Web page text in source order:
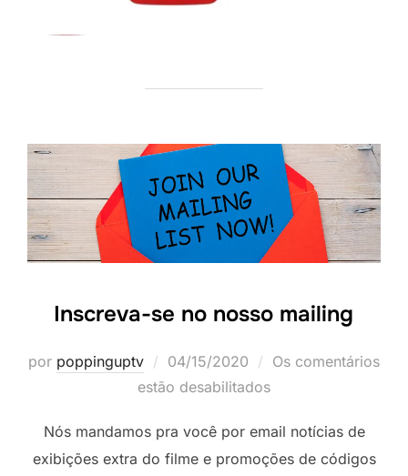
Inscreva-se no nosso mailing
por poppinguptv
Postado
em
04/15/2020
Os comentários
estão desabilitados
Nós mandamos pra você por email notícias de
exibições extra do filme e promoções de códigos